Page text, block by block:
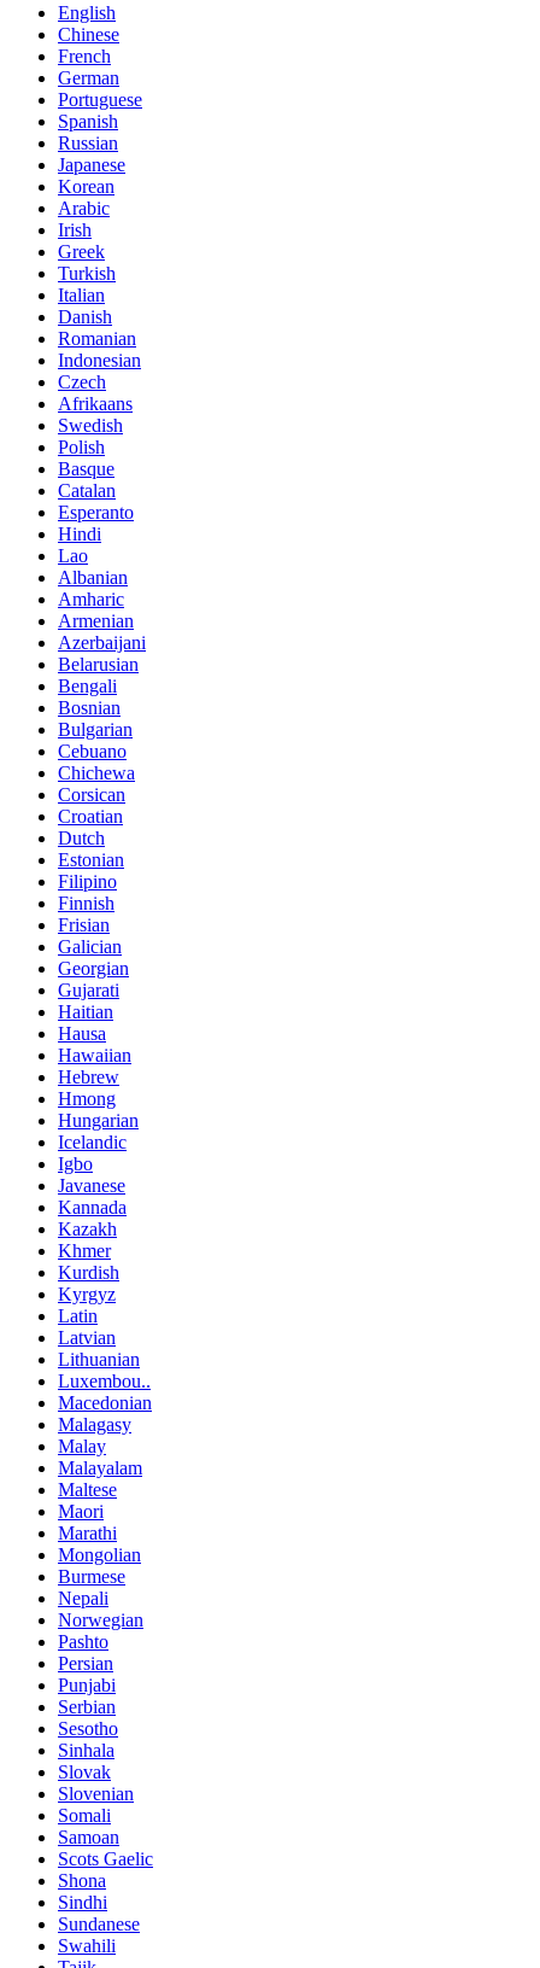
English
Chinese
French
German
Portuguese
Spanish
Russian
Japanese
Korean
Arabic
Irish
Greek
Turkish
Italian
Danish
Romanian
Indonesian
Czech
Afrikaans
Swedish
Polish
Basque
Catalan
Esperanto
Hindi
Lao
Albanian
Amharic
Armenian
Azerbaijani
Belarusian
Bengali
Bosnian
Bulgarian
Cebuano
Chichewa
Corsican
Croatian
Dutch
Estonian
Filipino
Finnish
Frisian
Galician
Georgian
Gujarati
Haitian
Hausa
Hawaiian
Hebrew
Hmong
Hungarian
Icelandic
Igbo
Javanese
Kannada
Kazakh
Khmer
Kurdish
Kyrgyz
Latin
Latvian
Lithuanian
Luxembou..
Macedonian
Malagasy
Malay
Malayalam
Maltese
Maori
Marathi
Mongolian
Burmese
Nepali
Norwegian
Pashto
Persian
Punjabi
Serbian
Sesotho
Sinhala
Slovak
Slovenian
Somali
Samoan
Scots Gaelic
Shona
Sindhi
Sundanese
Swahili